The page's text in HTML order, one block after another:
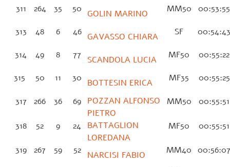
311 264 35 50 GOLIN MARINO MM50
313 48 6 46 GAVASSO CHIARA SF
314 49 8 77 SCANDOLA LUCIA MF50
315 50 11 30 BOTTESIN ERICA MF35
317 266 36 69 POZZAN ALFONSO
PIETRO
MM50
318 52 9 24 BATTAGLION
LOREDANA
MF50
319 267 59 52 NARCISI FABIO MM40